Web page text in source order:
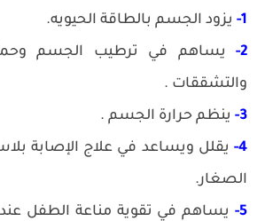
1-
يزود الجسم بالطاقة الحيويه.
2-
يساهم في ترطيب الجسم
والتشققات .
3-
ينظم حرارة الجسم .
4-
يقلل ويساعد في علاج الإصابة
الصغار.
5-
يساهم في تقوية مناعة الطفل عند